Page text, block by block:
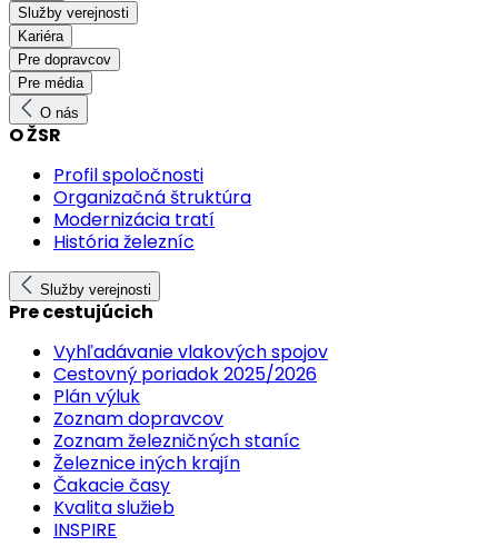
Služby verejnosti
Kariéra
Pre dopravcov
Pre média
O nás
O ŽSR
Profil spoločnosti
Organizačná štruktúra
Modernizácia tratí
História železníc
Služby verejnosti
Pre cestujúcich
Vyhľadávanie vlakových spojov
Cestovný poriadok 2025/2026
Plán výluk
Zoznam dopravcov
Zoznam železničných staníc
Železnice iných krajín
Čakacie časy
Kvalita služieb
INSPIRE